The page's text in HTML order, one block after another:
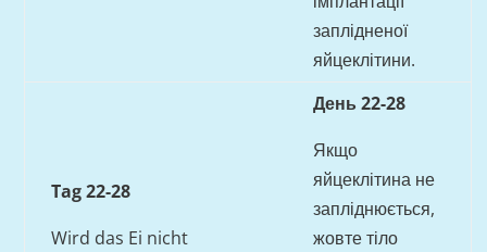
заплідненої
яйцеклітини.
Tag 22-28
Wird das Ei nicht
День 22-28
Якщо
яйцеклітина не
запліднюється,
жовте тіло